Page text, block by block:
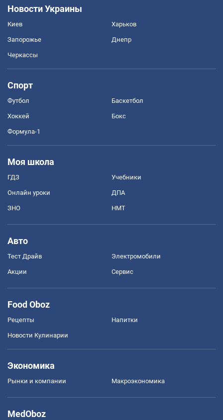
Новости Украины
Киев Харьков
Запорожье Днепр
Черкассы
Спорт
Футбол Баскетбол
Хоккей Бокс
Формула-1
Моя школа
ГДЗ Учебники
Онлайн уроки ДПА
ЗНО НМТ
Авто
Тест Драйв Электромобили
Акции Сервис
Food Oboz
Рецепты Напитки
Новости Кулинарии
Экономика
Рынки и компании Mакроэкономика
MedOboz